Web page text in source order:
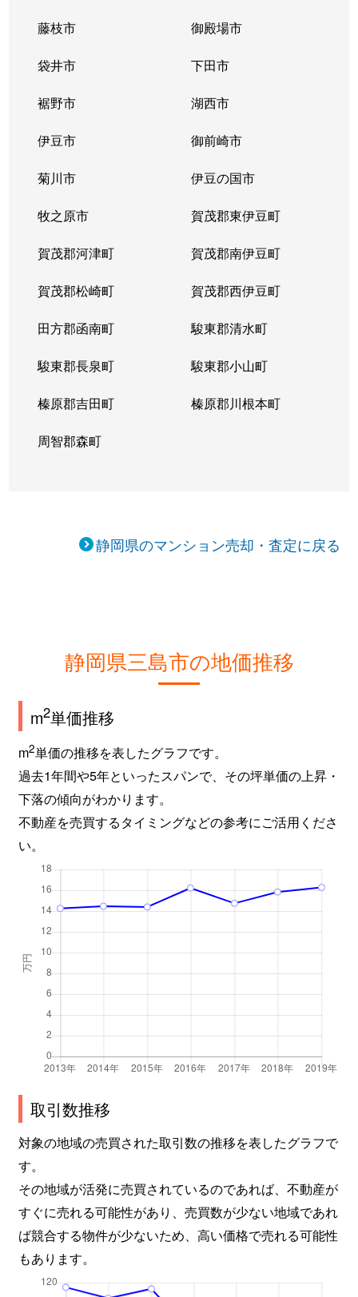
藤枝市 御殿場市
袋井市 下田市
裾野市 湖西市
伊豆市 御前崎市
菊川市 伊豆の国市
牧之原市 賀茂郡東伊豆町
賀茂郡河津町 賀茂郡南伊豆町
賀茂郡松崎町 賀茂郡西伊豆町
田方郡函南町 駿東郡清水町
駿東郡長泉町 駿東郡小山町
榛原郡吉田町 榛原郡川根本町
周智郡森町
静岡県のマンション売却・査定に戻る
静岡県三島市の地価推移
m2単価推移
m2単価の推移を表したグラフです。
過去1年間や5年といったスパンで、その坪単価の上昇・
下落の傾向がわかります。
不動産を売買するタイミングなどの参考にご活用くださ
い。
取引数推移
対象の地域の売買された取引数の推移を表したグラフで
す。
その地域が活発に売買されているのであれば、不動産が
すぐに売れる可能性があり、売買数が少ない地域であれ
ば競合する物件が少ないため、高い価格で売れる可能性
もあります。